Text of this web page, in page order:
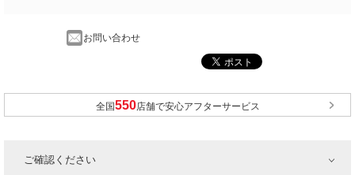
お問い合わせ
全国 店舗で安心アフターサービス
ご確認ください